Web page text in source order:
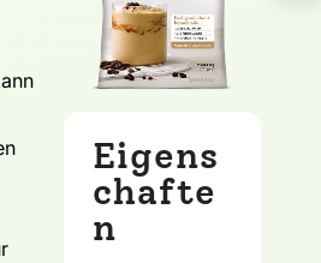
Eigens
chafte
n